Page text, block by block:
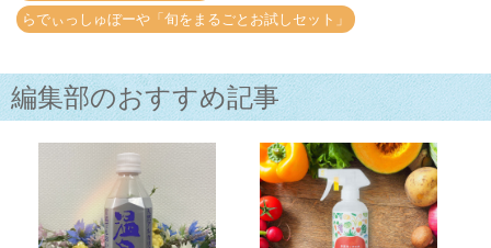
らでぃっしゅぼーや「旬をまるごとお試しセット」
編集部のおすすめ記事